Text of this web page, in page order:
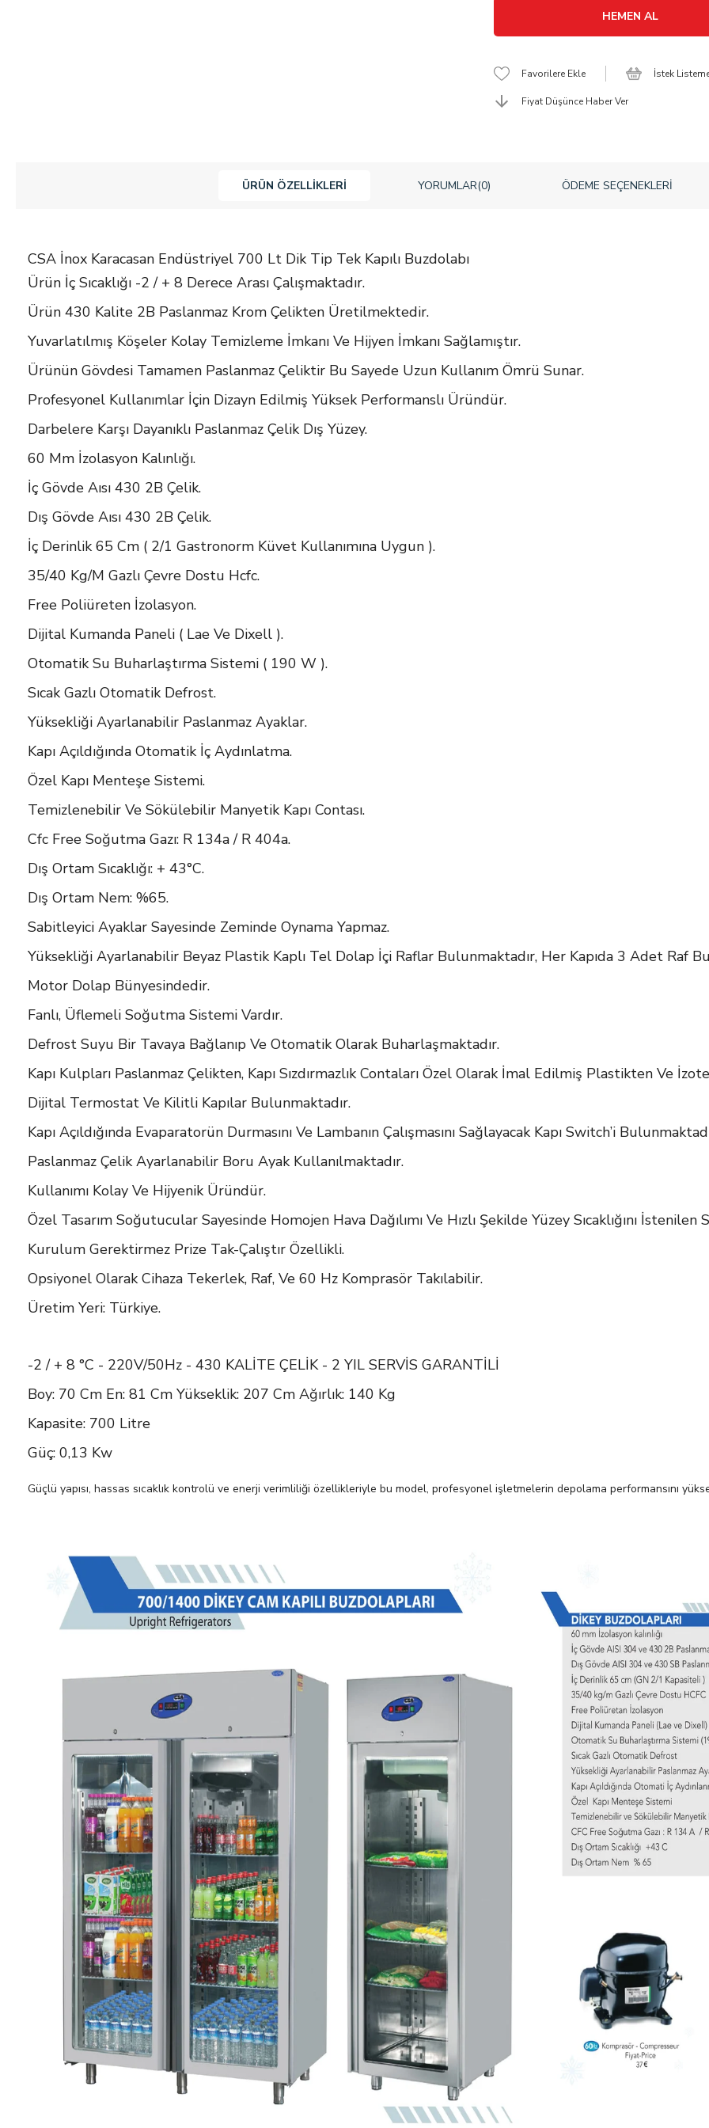
Favorilere Ekle İstek
Fiyat Düşünce Haber Ver
ÜRÜN ÖZELLIKLERI YORUMLAR(0) ÖDEME SEÇENEKLERI
CSA İnox Karacasan Endüstriyel 700 Lt Dik Tip Tek Kapılı Buzdolabı
Ürün İç Sıcaklığı -2 / + 8 Derece Arası Çalışmaktadır.
Ürün 430 Kalite 2B Paslanmaz Krom Çelikten Üretilmektedir.
Yuvarlatılmış Köşeler Kolay Temizleme İmkanı Ve Hijyen İmkanı Sağlamıştır.
Ürünün Gövdesi Tamamen Paslanmaz Çeliktir Bu Sayede Uzun Kullanım Ömrü Sunar.
Profesyonel Kullanımlar İçin Dizayn Edilmiş Yüksek Performanslı Üründür.
Darbelere Karşı Dayanıklı Paslanmaz Çelik Dış Yüzey.
60 Mm İzolasyon Kalınlığı.
İç Gövde Aısı 430 2B Çelik.
Dış Gövde Aısı 430 2B Çelik.
İç Derinlik 65 Cm ( 2/1 Gastronorm Küvet Kullanımına Uygun ).
35/40 Kg/M Gazlı Çevre Dostu Hcfc.
Free Poliüreten İzolasyon.
Dijital Kumanda Paneli ( Lae Ve Dixell ).
Otomatik Su Buharlaştırma Sistemi ( 190 W ).
Sıcak Gazlı Otomatik Defrost.
Yüksekliği Ayarlanabilir Paslanmaz Ayaklar.
Kapı Açıldığında Otomatik İç Aydınlatma.
Özel Kapı Menteşe Sistemi.
Temizlenebilir Ve Sökülebilir Manyetik Kapı Contası.
Cfc Free Soğutma Gazı: R 134a / R 404a.
Dış Ortam Sıcaklığı: + 43°C.
Dış Ortam Nem: %65.
Sabitleyici Ayaklar Sayesinde Zeminde Oynama Yapmaz.
Yüksekliği Ayarlanabilir Beyaz Plastik Kaplı Tel Dolap İçi Raflar Bulunmaktadır, Her Kapıda 3 Adet Raf
Motor Dolap Bünyesindedir.
Fanlı, Üflemeli Soğutma Sistemi Vardır.
Defrost Suyu Bir Tavaya Bağlanıp Ve Otomatik Olarak Buharlaşmaktadır.
Kapı Kulpları Paslanmaz Çelikten, Kapı Sızdırmazlık Contaları Özel Olarak İmal Edilmiş Plastikten Ve
Dijital Termostat Ve Kilitli Kapılar Bulunmaktadır.
Kapı Açıldığında Evaparatorün Durmasını Ve Lambanın Çalışmasını Sağlayacak Kapı Switch’i
Paslanmaz Çelik Ayarlanabilir Boru Ayak Kullanılmaktadır.
Kullanımı Kolay Ve Hijyenik Üründür.
Özel Tasarım Soğutucular Sayesinde Homojen Hava Dağılımı Ve Hızlı Şekilde Yüzey Sıcaklığını İstenilen
Kurulum Gerektirmez Prize Tak-Çalıştır Özellikli.
Opsiyonel Olarak Cihaza Tekerlek, Raf, Ve 60 Hz Komprasör Takılabilir.
Üretim Yeri: Türkiye.
-2 / + 8 °C - 220V/50Hz - 430 KALİTE ÇELİK - 2 YIL SERVİS GARANTİLİ
Boy: 70 Cm En: 81 Cm Yükseklik: 207 Cm Ağırlık: 140 Kg
Kapasite: 700 Litre
Güç: 0,13 Kw
Güçlü yapısı, hassas sıcaklık kontrolü ve enerji verimliliği özellikleriyle bu model, profesyonel işletmelerin depolama performansını